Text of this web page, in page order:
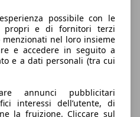
possibile con le
propri e di fornitori terzi
nel loro insieme
e accedere in seguito a
e a dati personali (tra cui
annunci pubblicitari
interessi dell’utente, di
la fruizione. Cliccare sul